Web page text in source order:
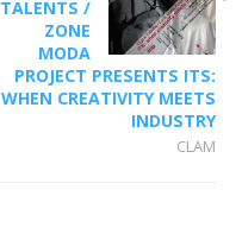
TALENTS /
ZONE
MODA
PROJECT PRESENTS ITS:
WHEN CREATIVITY MEETS
INDUSTRY
CLAM